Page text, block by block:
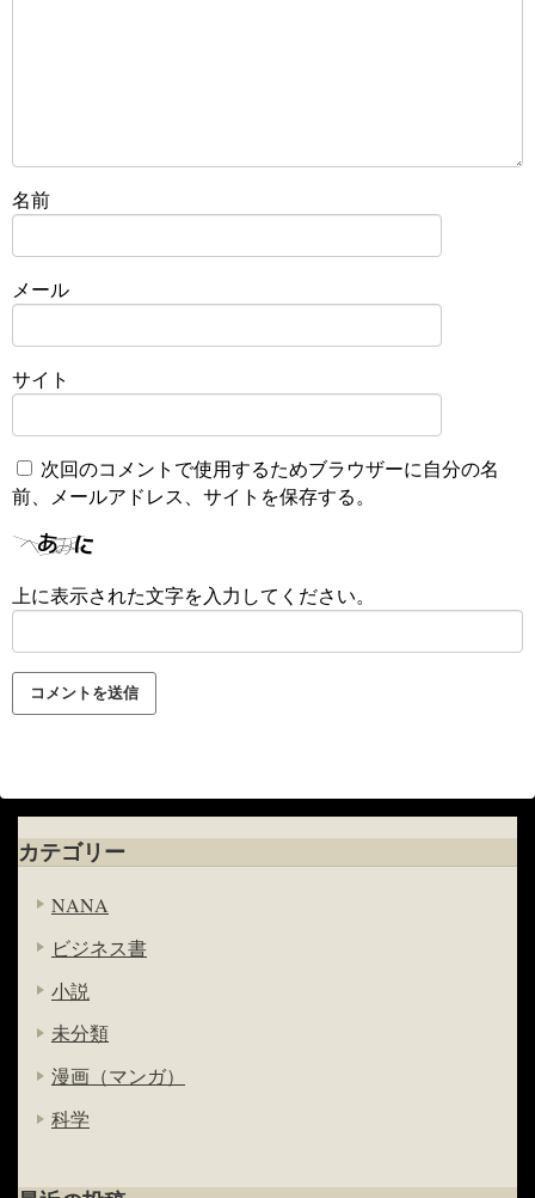
名前
メール
サイト
次回のコメントで使用するためブラウザーに自分の名
前、メールアドレス、サイトを保存する。
上に表示された文字を入力してください。
カテゴリー
NANA
ビジネス書
小説
未分類
漫画（マンガ）
科学